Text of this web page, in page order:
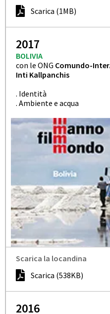
Scarica (1MB)
2017
BOLIVIA
con le ONG Comundo-
Inti Kallpanchis
. Identità
. Ambiente e acqua
Scarica la locandina
Scarica (538KB)
2016